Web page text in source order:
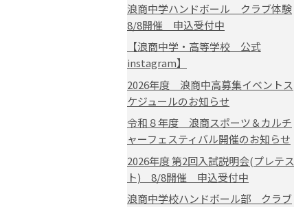
浪商中学ハンドボール クラブ体験
8/8開催 申込受付中
【浪商中学・高等学校 公式
instagram】
2026年度 浪商中高募集イベントス
ケジュールのお知らせ
令和８年度 浪商スポーツ＆カルチ
ャーフェスティバル開催のお知らせ
2026年度 第2回入試説明会(プレテス
ト) 8/8開催 申込受付中
浪商中学校ハンドボール部 クラブ